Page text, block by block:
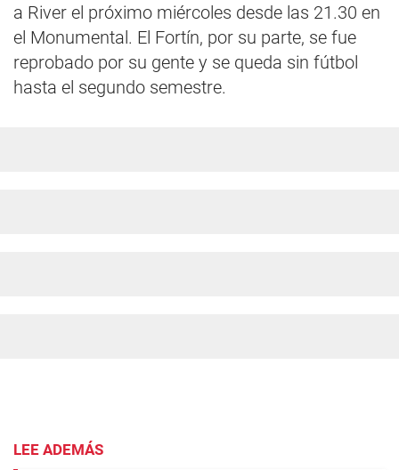
a River el próximo miércoles desde las 21.30 en
el Monumental. El Fortín, por su parte, se fue
reprobado por su gente y se queda sin fútbol
hasta el segundo semestre.
LEE ADEMÁS